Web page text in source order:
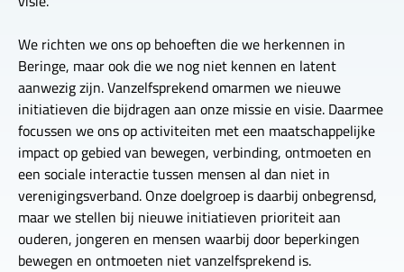
We richten we ons op behoeften die we herkennen in
Beringe, maar ook die we nog niet kennen en latent
aanwezig zijn. Vanzelfsprekend omarmen we nieuwe
initiatieven die bijdragen aan onze missie en visie. Daarmee
focussen we ons op activiteiten met een maatschappelijke
impact op gebied van bewegen, verbinding, ontmoeten en
een sociale interactie tussen mensen al dan niet in
verenigingsverband. Onze doelgroep is daarbij onbegrensd,
maar we stellen bij nieuwe initiatieven prioriteit aan
ouderen, jongeren en mensen waarbij door beperkingen
bewegen en ontmoeten niet vanzelfsprekend is.